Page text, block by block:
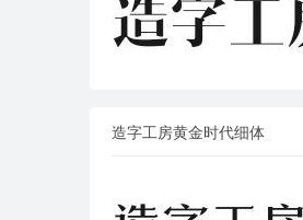
造字工房黄金时代细体